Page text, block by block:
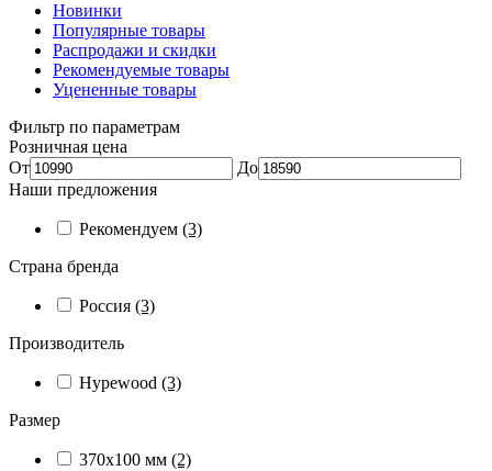
Новинки
Популярные товары
Распродажи и скидки
Рекомендуемые товары
Уцененные товары
Фильтр по параметрам
Розничная цена
От
До
Наши предложения
Рекомендуем (3)
Страна бренда
Россия (3)
Производитель
Hypewood (3)
Размер
370х100 мм (2)